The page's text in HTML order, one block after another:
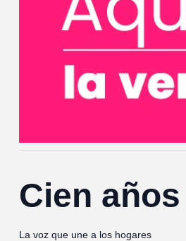
Cien
La voz que une a los hogares